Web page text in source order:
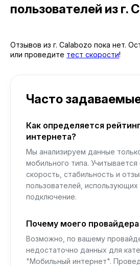
пользователей из г.
Отзывов из г. Calabozo пока нет.
или проведите тест скорости!
Часто
Как определяется
интернета?
Мы анализируем данные
мобильного типа. Учитывается
скорость, стабильность и
пользователей, использующих
подключение.
Почему моего провайдера
Возможно, по вашему
недостаточно данных для
"Мобильный интернет".